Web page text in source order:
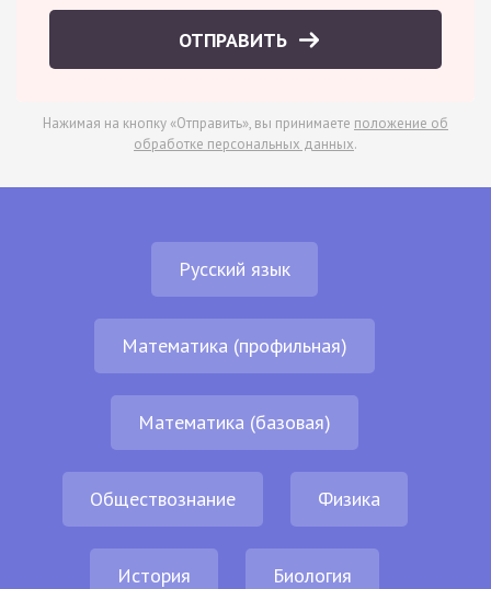
ОТПРАВИТЬ
Нажимая на кнопку «Отправить», вы принимаете положение об
обработке персональных данных.
Русский язык
Математика (профильная)
Математика (базовая)
Обществознание Физика
История Биология